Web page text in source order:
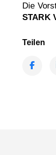
Die
STARK
Teilen